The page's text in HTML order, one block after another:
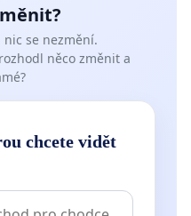
se nezmění.
něco změnit a
chcete vidět